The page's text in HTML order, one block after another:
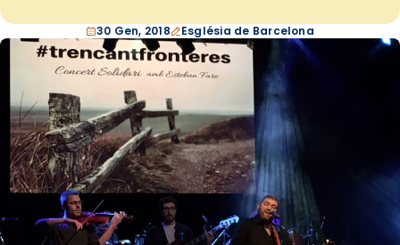
30 Gen, 2018 Església de Barcelona